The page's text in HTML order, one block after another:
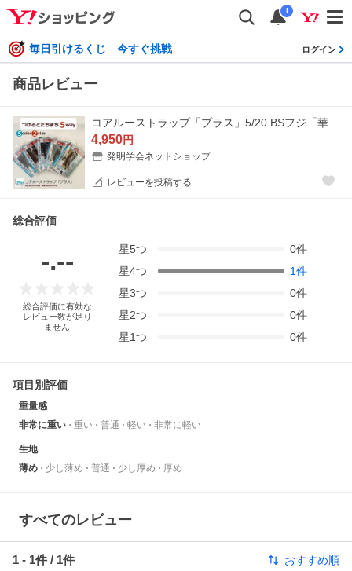
i
毎日引けるくじ 今すぐ挑戦 ログイン
商品レビュー
4,950円
発明学会ネットショップ
レビューを投稿する
総合評価
-.--
総合評価に有効な
レビュー数が足り
ません
星5つ 0件
星4つ 1件
星3つ 0件
星2つ 0件
星1つ 0件
項目別評価
重量感
非常に重い
重い 普通 軽い 非常に軽い
生地
薄め
少し薄め 普通 少し厚め 厚め
すべてのレビュー
1 - 1件 / 1件 おすすめ順